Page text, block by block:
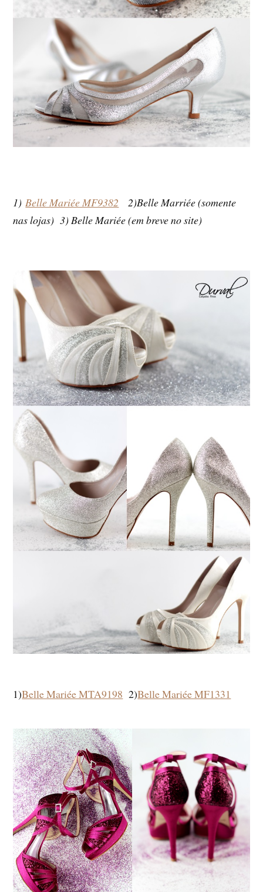
1)Belle Mariée MF9382 2)Belle Marriée (somente
nas lojas) 3) Belle Mariée (em breve no site)
1)Belle Mariée MTA9198 2)Belle Mariée MF1331